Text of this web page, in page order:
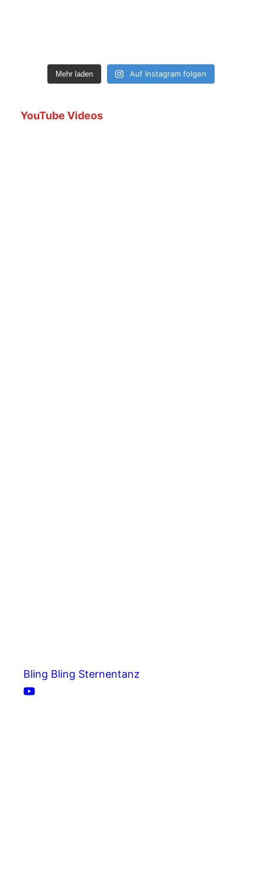
Mehr laden Auf Instagram folgen
YouTube Videos
Bling Bling Sternentanz